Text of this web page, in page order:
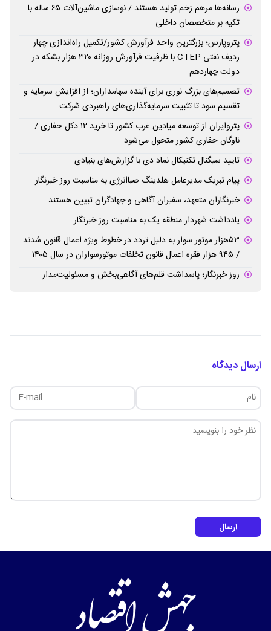
رسانه‌ها مرهم زخم تولید هستند / نوسازی ماشین‌آلات ۶۵ ساله با
تکیه بر متخصصان داخلی
پتروپارس؛ بزرگترین واحد فرآورش کشور/تکمیل راه‌اندازی چهار
ردیف نفتی CTEP با ظرفیت فرآورش روزانه ۳۲۰ هزار بشکه در
دولت چهاردهم
تصمیم‌های بزرگ نوری برای آینده سهامداران؛ از افزایش سرمایه و
تقسیم سود تا تثبیت سرمایه‌گذاری‌های راهبردی شرکت
پتروایران از توسعه میادین غرب کشور تا خرید ۱۲ دکل حفاری /
ناوگان حفاری کشور متحول می‌شود
تایید سیگنال تکنیکال نماد دی با گزارش‌های بنیادی
پیام تبریک مدیرعامل هلدینگ صباانرژی به مناسبت روز خبرنگار
خبرنگاران متعهد، سفیران آگاهی و جهادگران تبیین هستند
یادداشت شهردار منطقه یک به مناسبت روز خبرنگار
۵۳هزار موتور سوار به دلیل تردد در خطوط ویژه اعمال قانون شدند
/ ۹۴۵ هزار فقره اعمال قانون تخلفات موتورسواران در سال ۱۴۰۵
روز خبرنگار؛ پاسداشت قلم‌های آگاهی‌بخش و مسئولیت‌مدار
ارسال دیدگاه
ارسال